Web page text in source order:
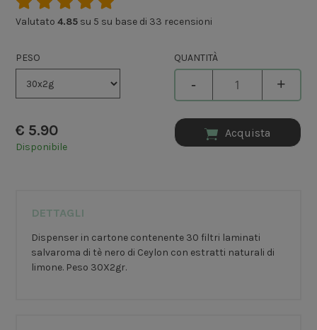
Valutato4.85 su 5 su base di 33 recensioni
PESO
€ 5.90
Disponibile
QUANTITÀ
- +
Acquista
DETTAGLI
Dispenser in cartone contenente 30 filtri laminati
salvaroma di tè nero di Ceylon con estratti naturali di
limone. Peso 30X2gr.